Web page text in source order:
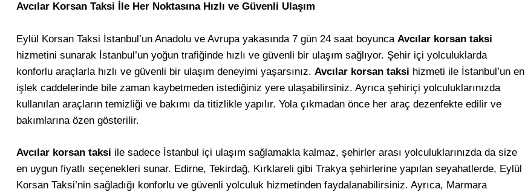
Avcılar Korsan Taksi İle Her Noktasına Hızlı ve Güvenli Ulaşım
Eylül Korsan Taksi İstanbul’un Anadolu ve Avrupa yakasında 7 gün 24 saat boyunca Avcılar korsan taksi
hizmetini sunarak İstanbul’un yoğun trafiğinde hızlı ve güvenli bir ulaşım sağlıyor. Şehir içi yolculuklarda
konforlu araçlarla hızlı ve güvenli bir ulaşım deneyimi yaşarsınız. Avcılar korsan taksi hizmeti ile İstanbul’un en
işlek caddelerinde bile zaman kaybetmeden istediğiniz yere ulaşabilirsiniz. Ayrıca şehiriçi yolculuklarınızda
kullanılan araçların temizliği ve bakımı da titizlikle yapılır. Yola çıkmadan önce her araç dezenfekte edilir ve
bakımlarına özen gösterilir.
Avcılar korsan taksi ile sadece İstanbul içi ulaşım sağlamakla kalmaz, şehirler arası yolculuklarınızda da size
en uygun fiyatlı seçenekleri sunar. Edirne, Tekirdağ, Kırklareli gibi Trakya şehirlerine yapılan seyahatlerde, Eylül
Korsan Taksi’nin sağladığı konforlu ve güvenli yolculuk hizmetinden faydalanabilirsiniz. Ayrıca, Marmara